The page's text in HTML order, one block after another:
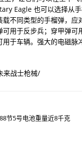
Eagle 也可以选择从
载不同类型的手榴弹，应
用于反步兵；穿甲弹可
用于车辆。强大的电磁脉
来战士枪械/
节5号电池重量近8千克